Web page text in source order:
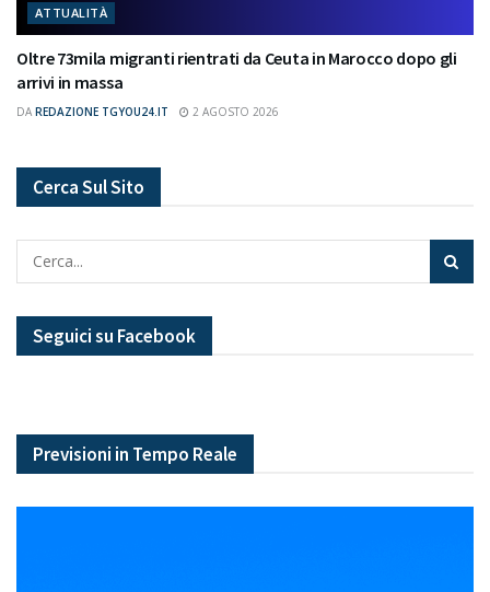
ATTUALITÀ
Oltre 73mila migranti rientrati da Ceuta in Marocco dopo gli
arrivi in massa
DA REDAZIONE TGYOU24.IT 2 AGOSTO 2026
Cerca Sul Sito
Seguici su Facebook
Previsioni in Tempo Reale